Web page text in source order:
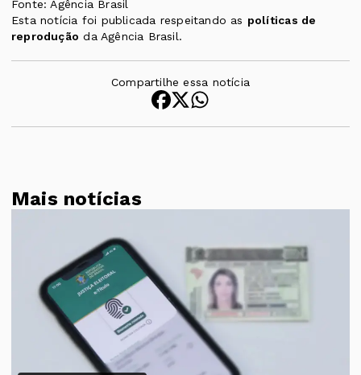
Fonte: Agência Brasil
Esta notícia foi publicada respeitando as políticas de
reprodução da Agência Brasil.
Compartilhe essa notícia
Mais notícias